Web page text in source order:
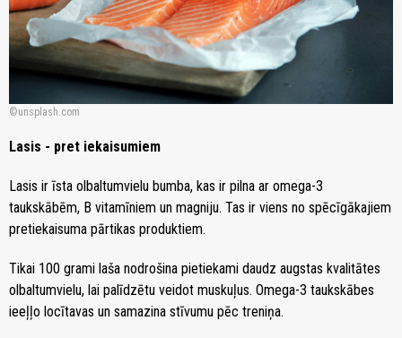
unsplash.com
Lasis - pret iekaisumiem
Lasis ir īsta olbaltumvielu bumba, kas ir pilna ar omega-3
taukskābēm, B vitamīniem un magniju. Tas ir viens no spēcīgākajiem
pretiekaisuma pārtikas produktiem.
Tikai 100 grami laša nodrošina pietiekami daudz augstas kvalitātes
olbaltumvielu, lai palīdzētu veidot muskuļus. Omega-3 taukskābes
ieeļļo locītavas un samazina stīvumu pēc treniņa.